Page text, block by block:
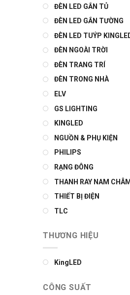
ĐÈN LED GẮN TỦ
ĐÈN LED GẮN TƯỜNG
ĐÈN LED TUÝP
ĐÈN NGOÀI TRỜI
ĐÈN TRANG TRÍ
ĐÈN TRONG NHÀ
ELV
GS LIGHTING
KINGLED
NGUỒN & PHỤ KIỆN
PHILIPS
RẠNG ĐÔNG
THANH RAY NAM CHÂM
THIẾT BỊ ĐIỆN
TLC
THƯƠNG HIỆU
KingLED
CÔNG SUẤT